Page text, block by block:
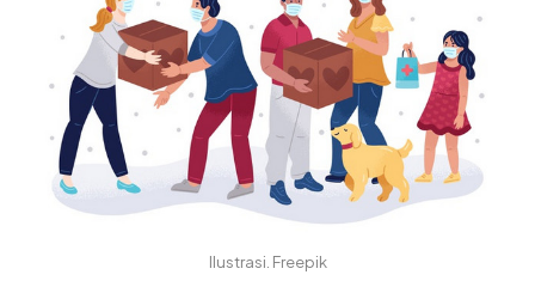
Ilustrasi. Freepik